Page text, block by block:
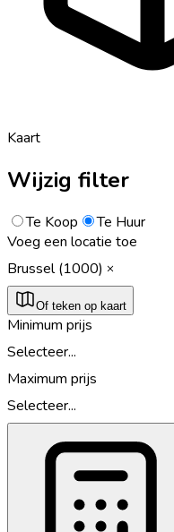
Kaart
Wijzig filter
Te Koop
Te Huur
Voeg een locatie toe
Brussel (1000)
Of teken op kaart
Minimum prijs
Selecteer...
Maximum prijs
Selecteer...